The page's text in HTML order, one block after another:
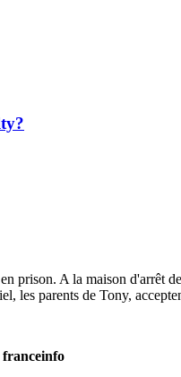
prison. A la maison d'arrêt
les parents de Tony,
franceinfo